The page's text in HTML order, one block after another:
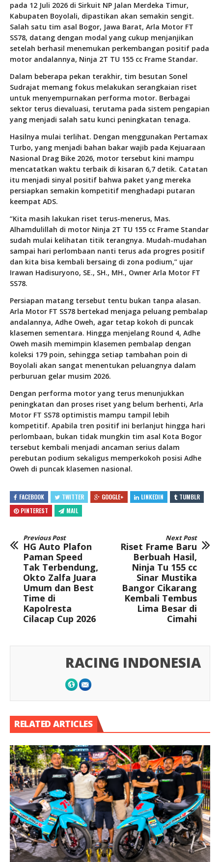
pada 12 Juli 2026 di Sirkuit NP Jalan Merdeka Timur,
Kabupaten Boyolali, dipastikan akan semakin sengit.
Salah satu tim asal Bogor, Jawa Barat, Arla Motor FT
SS78, datang dengan modal yang cukup menjanjikan
setelah berhasil menemukan perkembangan positif pada
motor andalannya, Ninja 2T TU 155 cc Frame Standar.
Dalam beberapa pekan terakhir, tim besutan Sonel
Sudrajat memang fokus melakukan serangkaian riset
untuk menyempurnakan performa motor. Berbagai
sektor terus dievaluasi, terutama pada sistem pengapian
yang menjadi salah satu kunci peningkatan tenaga.
Hasilnya mulai terlihat. Dengan menggunakan Pertamax
Turbo, yang menjadi bahan bakar wajib pada Kejuaraan
Nasional Drag Bike 2026, motor tersebut kini mampu
mencatatkan waktu terbaik di kisaran 6,7 detik. Catatan
itu menjadi sinyal positif bahwa paket yang mereka
persiapkan semakin kompetitif menghadapi putaran
keempat ADS.
“Kita masih lakukan riset terus-menerus, Mas.
Alhamdulillah di motor Ninja 2T TU 155 cc Frame Standar
sudah mulai kelihatan titik terangnya. Mudah-mudahan
sampai hari perlombaan nanti terus ada progres positif
dan kita bisa kembali bersaing di zona podium,” ujar
Irawan Hadisuryono, SE., SH., MH., Owner Arla Motor FT
SS78.
Persiapan matang tersebut tentu bukan tanpa alasan.
Arla Motor FT SS78 bertekad menjaga peluang pembalap
andalannya, Adhe Oweh, agar tetap kokoh di puncak
klasemen sementara. Hingga menjelang Round 4, Adhe
Oweh masih memimpin klasemen pembalap dengan
koleksi 179 poin, sehingga setiap tambahan poin di
Boyolali akan sangat menentukan peluangnya dalam
perburuan gelar musim 2026.
Dengan performa motor yang terus menunjukkan
peningkatan dan proses riset yang belum berhenti, Arla
Motor FT SS78 optimistis mampu tampil lebih
kompetitif. Apabila tren positif ini berlanjut hingga hari
perlombaan, bukan tidak mungkin tim asal Kota Bogor
tersebut kembali menjadi ancaman serius dalam
perebutan podium sekaligus memperkokoh posisi Adhe
Oweh di puncak klasemen nasional.
FACEBOOK TWITTER GOOGLE+ LINKEDIN
TUMBLR
PINTEREST
MAIL
Previous Post
HG Auto Plafon
Paman Speed
Tak Terbendung,
Okto Zalfa Juara
Umum dan Best
Time di
Kapolresta
Cilacap Cup 2026
Next Post
Riset Frame Baru
Berbuah Hasil,
Ninja Tu 155 cc
Sinar Mustika
Bangor Cikarang
Kembali Tembus
Lima Besar di
Cimahi
RACING INDONESIA
RELATED ARTICLES